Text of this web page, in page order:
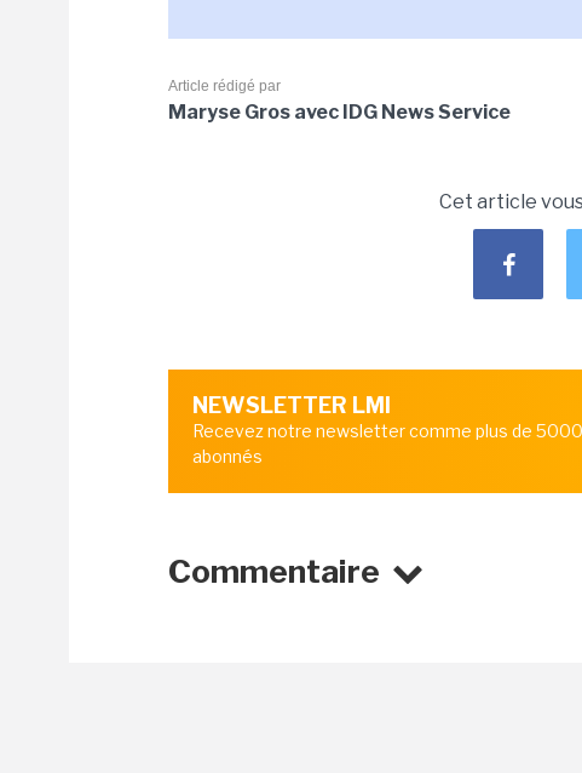
Article rédigé par
Maryse Gros avec IDG News Service
Cet article
NEWSLETTER LMI
Recevez notre newsletter comme plus de
abonnés
Commentaire